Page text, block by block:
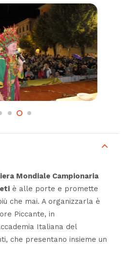
Mondiale Campionaria
è alle porte e promette
che mai. A organizzarla è
Piccante, in
Italiana del
che presentano insieme un